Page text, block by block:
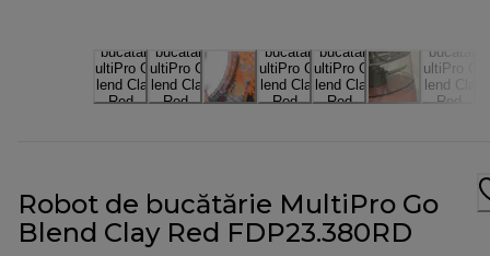
Robot de bucătărie MultiPro Go
Blend Clay Red FDP23.380RD